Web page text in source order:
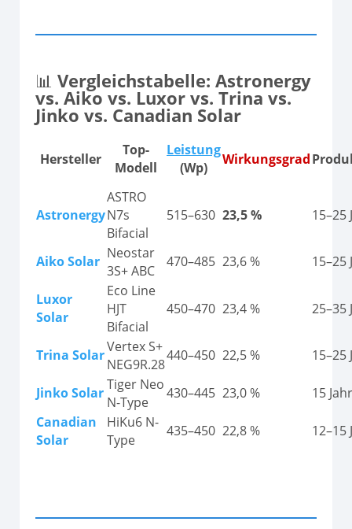
📊 Vergleichstabelle: Astronergy
vs. Aiko vs. Luxor vs. Trina vs.
Jinko vs. Canadian Solar
Hersteller
Top-
Modell
Leistung
(Wp)
Wirkungsgrad
Astronergy
ASTRO
N7s
Bifacial
515–630 23,5 % 15–25
Aiko Solar Neostar
3S+ ABC
470–485 23,6 % 15–25
Luxor
Solar
Eco Line
HJT
Bifacial
450–470 23,4 % 25–35
Trina SolarVertex S+
NEG9R.28
440–450 22,5 % 15–25
Jinko SolarTiger Neo
N-Type
430–445 23,0 %
15
Canadian
Solar
HiKu6 N-
Type
435–450 22,8 % 12–15